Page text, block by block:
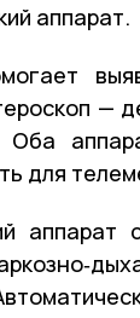
аппарат.
—
Оба
для